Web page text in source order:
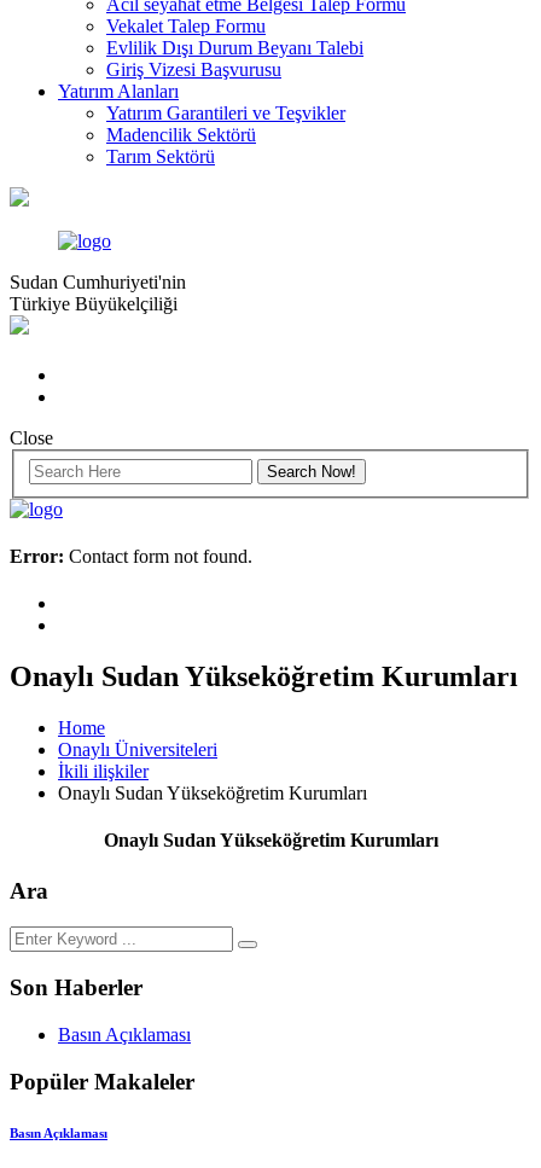
Acil seyahat etme Belgesi Talep Formu
Vekalet Talep Formu
Evlilik Dışı Durum Beyanı Talebi
Giriş Vizesi Başvurusu
Yatırım Alanları
Yatırım Garantileri ve Teşvikler
Madencilik Sektörü
Tarım Sektörü
Sudan Cumhuriyeti'nin
Türkiye Büyükelçiliği
Close
Error: Contact form not found.
Onaylı Sudan Yükseköğretim Kurumları
Home
Onaylı Üniversiteleri
İkili ilişkiler
Onaylı Sudan Yükseköğretim Kurumları
Onaylı Sudan Yükseköğretim Kurumları
Ara
Son Haberler
Basın Açıklaması
Popüler Makaleler
Basın Açıklaması